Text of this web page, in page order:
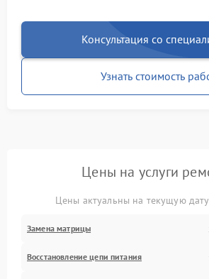
Консультация со
Узнать стоимость
Цены на услуги
Цены актуальны на текущую
Замена матрицы
Восстановление цепи питания